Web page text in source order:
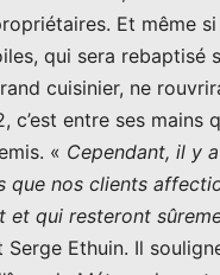
Et même
qui sera rebaptisé
cuisinier, ne
c’est entre ses mains
« Cependant, il y
que nos clients
et qui resteront
Serge Ethuin. Il